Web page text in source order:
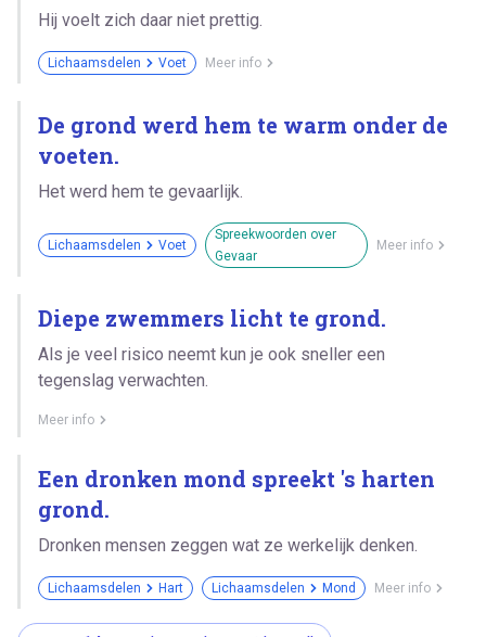
Hij voelt zich daar niet prettig.
Lichaamsdelen Voet Meer info
De grond werd hem te warm onder de
voeten.
Het werd hem te gevaarlijk.
Lichaamsdelen Voet
Spreekwoorden over
Gevaar
Meer info
Diepe zwemmers licht te grond.
Als je veel risico neemt kun je ook sneller een
tegenslag verwachten.
Meer info
Een dronken mond spreekt 's harten
grond.
Dronken mensen zeggen wat ze werkelijk denken.
Lichaamsdelen Hart Lichaamsdelen Mond Meer info